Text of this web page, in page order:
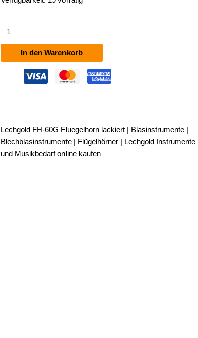
FH-
Flügelhorn
In den Warenkorb
Lechgold FH-60G Fluegelhorn lackiert | Blasinstrumente |
Blechblasinstrumente | Flügelhörner | Lechgold Instrumente
und Musikbedarf online kaufen